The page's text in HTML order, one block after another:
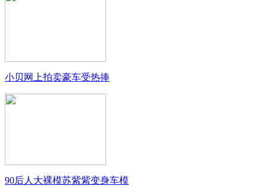
小贝网上拍卖豪车受热捧
90后人大裸模苏紫紫变身车模